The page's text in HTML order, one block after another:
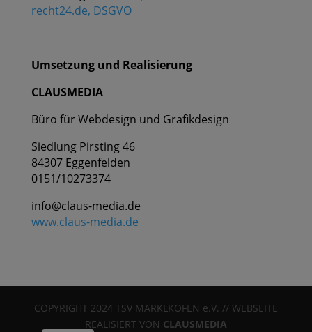
recht24.de, DSGVO
Umsetzung und Realisierung
CLAUSMEDIA
Büro für Webdesign und Grafikdesign
Siedlung Pirsting 46
84307 Eggenfelden
0151/10273374
info@claus-media.de
www.claus-media.de
COPYRIGHT 2024 TSV MARKLKOFEN e.V. // WEBSEITE
REALISIERT VON CLAUSMEDIA